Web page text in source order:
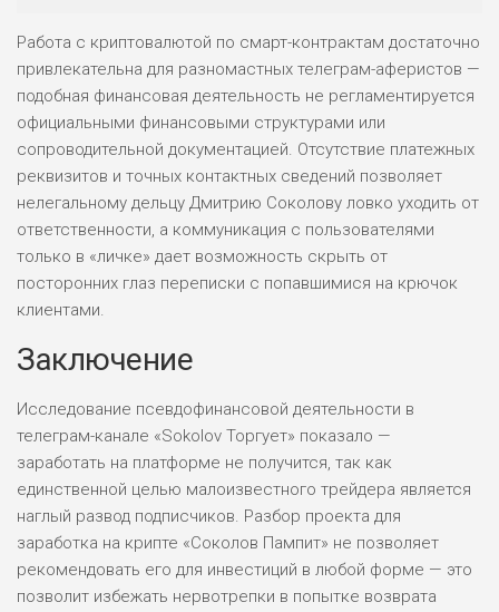
Работа с криптовалютой по смарт-контрактам достаточно
привлекательна для разномастных телеграм-аферистов —
подобная финансовая деятельность не регламентируется
официальными финансовыми структурами или
сопроводительной документацией. Отсутствие платежных
реквизитов и точных контактных сведений позволяет
нелегальному дельцу Дмитрию Соколову ловко уходить от
ответственности, а коммуникация с пользователями
только в «личке» дает возможность скрыть от
посторонних глаз переписки с попавшимися на крючок
клиентами.
Заключение
Исследование псевдофинансовой деятельности в
телеграм-канале «Sokolov Торгует» показало —
заработать на платформе не получится, так как
единственной целью малоизвестного трейдера является
наглый развод подписчиков. Разбор проекта для
заработка на крипте «Соколов Пампит» не позволяет
рекомендовать его для инвестиций в любой форме — это
позволит избежать нервотрепки в попытке возврата